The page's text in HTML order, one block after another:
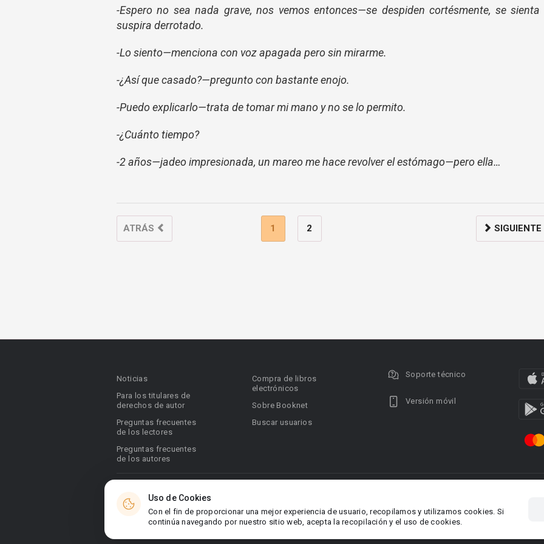
-Espero no sea nada grave, nos vemos entonces—se despiden cortésmente, se sienta
suspira derrotado.
-Lo siento—menciona con voz apagada pero sin mirarme.
-¿Así que casado?—pregunto con bastante enojo.
-Puedo explicarlo—trata de tomar mi mano y no se lo permito.
-¿Cuánto tiempo?
-2 años—jadeo impresionada, un mareo me hace revolver el estómago—pero ella…
ATRÁS 1 2 SIGUIENTE
Uso de Cookies
Con el fin de proporcionar una mejor experiencia de usuario, recopilamos y utilizamos cookies. Si
continúa navegando por nuestro sitio web, acepta la recopilación y el uso de cookies.
Noticias
Para los titulares de
derechos de autor
Preguntas frecuentes
de los lectores
Preguntas frecuentes
de los autores
Compra de libros
electrónicos
Sobre Booknet
Buscar usuarios
Soporte técnico
Versión móvil
© 2026 Booknet. Todos los derechos reservados.
Dirección comercial: Griva Digeni 51, oficina 1, Larnaca,
6036, Chipre
Área RR.PP.: pr@booknet.com